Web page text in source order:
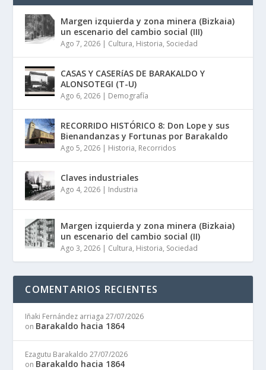
Margen izquierda y zona minera (Bizkaia)
un escenario del cambio social (III)
Ago 7, 2026 | Cultura, Historia, Sociedad
CASAS Y CASERíAS DE BARAKALDO Y
ALONSOTEGI (T-U)
Ago 6, 2026 | Demografía
RECORRIDO HISTÓRICO 8: Don Lope y sus
Bienandanzas y Fortunas por Barakaldo
Ago 5, 2026 | Historia, Recorridos
Claves industriales
Ago 4, 2026 | Industria
Margen izquierda y zona minera (Bizkaia)
un escenario del cambio social (II)
Ago 3, 2026 | Cultura, Historia, Sociedad
COMENTARIOS RECIENTES
Iñaki Fernández arriaga 27/07/2026
on Barakaldo hacia 1864
Ezagutu Barakaldo 27/07/2026
on Barakaldo hacia 1864